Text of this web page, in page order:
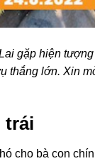
gặp hiện
thắng lớn. Xin
trái
cho bà con